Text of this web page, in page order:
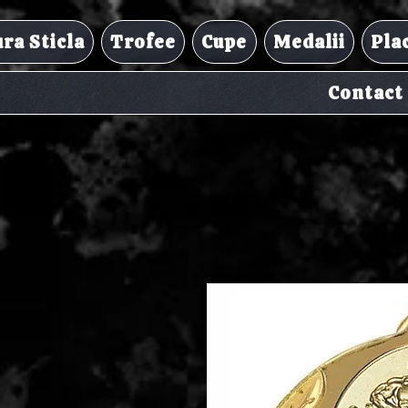
Sticla Trofee Cupe Medalii
Contact